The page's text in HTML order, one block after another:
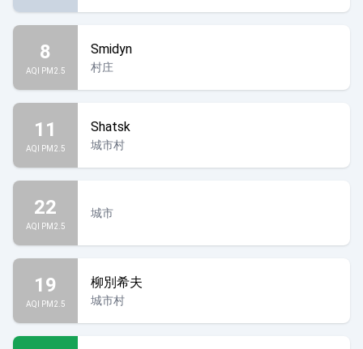
8
AQI PM2.5
Smidyn
村庄
11
AQI PM2.5
Shatsk
城市村
22
AQI PM2.5
城市
19
AQI PM2.5
柳別希夫
城市村